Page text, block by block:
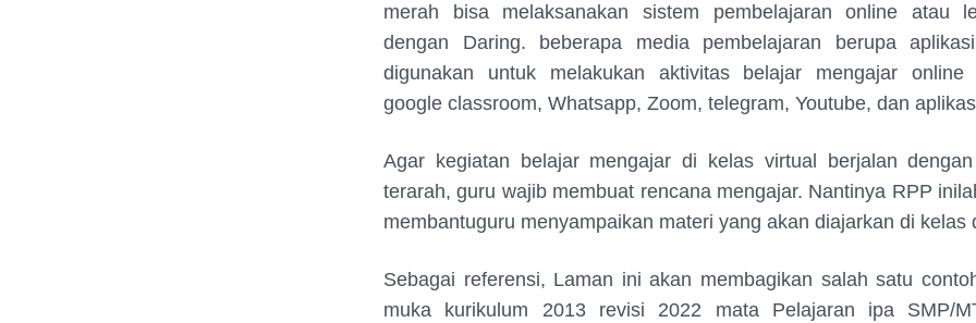
merah bisa melaksanakan sistem pembelajaran online atau
dengan Daring. beberapa media pembelajaran berupa
digunakan untuk melakukan aktivitas belajar mengajar online
google classroom, Whatsapp, Zoom, telegram, Youtube, dan
Agar kegiatan belajar mengajar di kelas virtual berjalan
terarah, guru wajib membuat rencana mengajar. Nantinya RPP
membantuguru menyampaikan materi yang akan diajarkan di kelas
Sebagai referensi, Laman ini akan membagikan salah satu
muka kurikulum 2013 revisi 2022 mata Pelajaran ipa SMP/